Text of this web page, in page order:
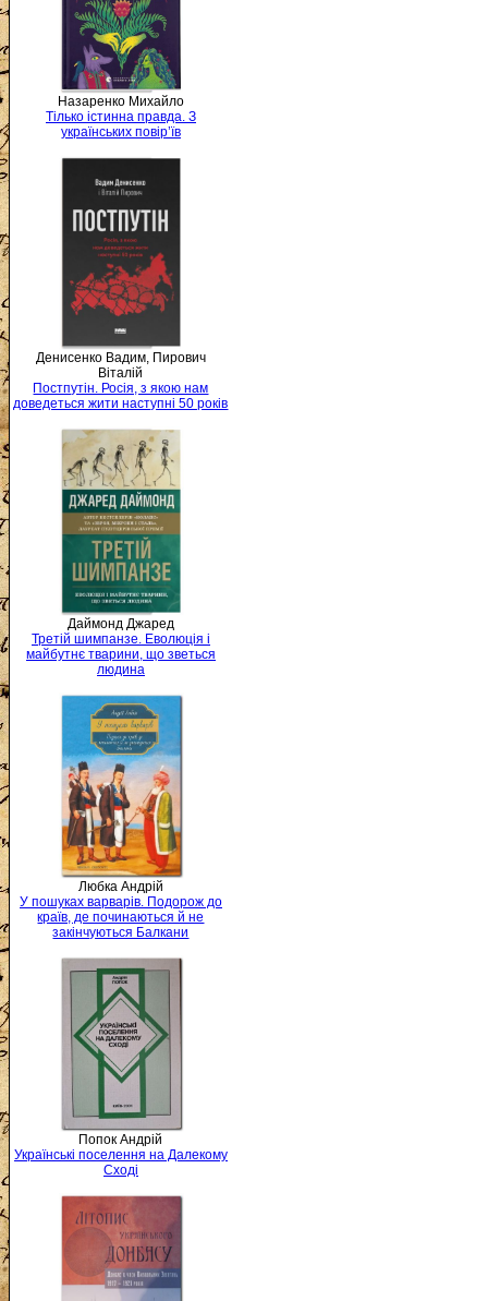
Назаренко Михайло
Тілько істинна правда. З
українських повір’їв
Денисенко Вадим, Пирович
Віталій
Постпутін. Росія, з якою нам
доведеться жити наступні 50 років
Даймонд Джаред
Третій шимпанзе. Еволюція і
майбутнє тварини, що зветься
людина
Любка Андрій
У пошуках варварів. Подорож до
країв, де починаються й не
закінчуються Балкани
Попок Андрій
Українські поселення на Далекому
Сході